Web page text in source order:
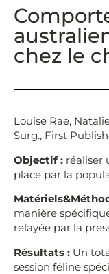
chez le
Louise Rae,
Surg., First
Objectif : réaliser
place par la
manière
relayée par la
Résultats : Un
session féline